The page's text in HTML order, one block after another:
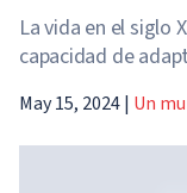
La vida en el siglo
capacidad de
May 15, 2024| Un